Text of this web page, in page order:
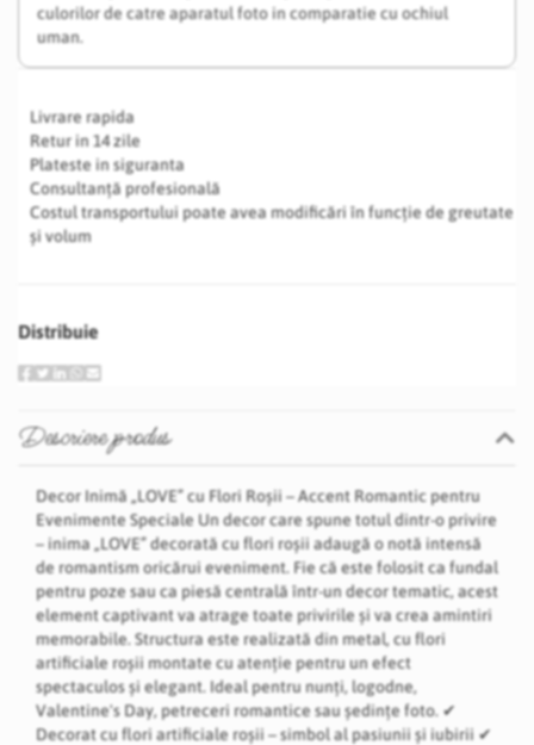
culorilor de catre aparatul foto in comparatie cu ochiul
uman.
Livrare rapida
Retur in 14 zile
Plateste in siguranta
Consultanță profesională
Costul transportului poate avea modificări în funcție de greutate
și volum
Distribuie
Descriere produs
Decor Inimă „LOVE” cu Flori Roșii – Accent Romantic pentru
Evenimente Speciale Un decor care spune totul dintr-o privire
– inima „LOVE” decorată cu flori roșii adaugă o notă intensă
de romantism oricărui eveniment. Fie că este folosit ca fundal
pentru poze sau ca piesă centrală într-un decor tematic, acest
element captivant va atrage toate privirile și va crea amintiri
memorabile. Structura este realizată din metal, cu flori
artificiale roșii montate cu atenție pentru un efect
spectaculos și elegant. Ideal pentru nunți, logodne,
Valentine's Day, petreceri romantice sau ședințe foto. ✔
Decorat cu flori artificiale roșii – simbol al pasiunii și iubirii ✔